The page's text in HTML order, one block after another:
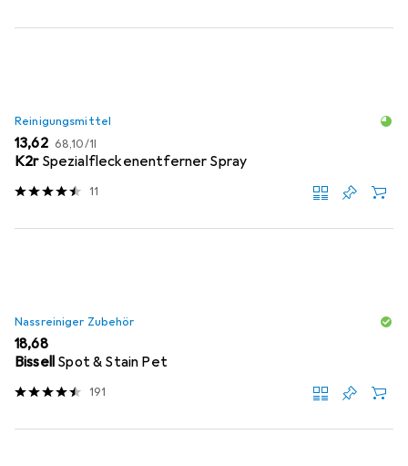
Reinigungsmittel
EUR
13,62 EUR
68,10/1l
K2r Spezialfleckenentferner Spray
11
Nassreiniger Zubehör
EUR
18,68
Bissell Spot & Stain Pet
191